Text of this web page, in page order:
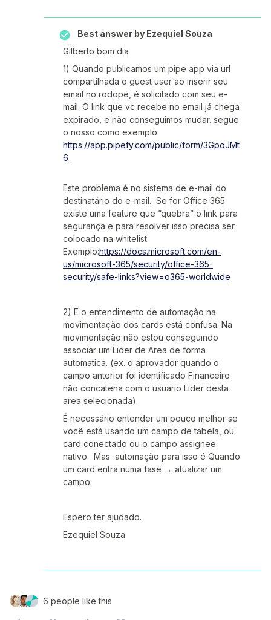
Best answer by Ezequiel Souza
Gilberto bom dia
1) Quando publicamos um pipe app via url
compartilhada o guest user ao inserir seu
email no rodopé, é solicitado com seu e-
mail. O link que vc recebe no email já chega
expirado, e não conseguimos mudar. segue
o nosso como exemplo:
https://app.pipefy.com/public/form/3GpoJMt
6
Este problema é no sistema de e-mail do
destinatário do e-mail. Se for Office 365
existe uma feature que “quebra” o link para
segurança e para resolver isso precisa ser
colocado na whitelist.
Exemplo:https://docs.microsoft.com/en-
us/microsoft-365/security/office-365-
security/safe-links?view=o365-worldwide
2) E o entendimento de automação na
movimentação dos cards está confusa. Na
movimentação não estou conseguindo
associar um Lider de Area de forma
automatica. (ex. o aprovador quando o
campo anterior foi identificado Financeiro
não concatena com o usuario Lider desta
area selecionada).
É necessário entender um pouco melhor se
você está usando um campo de tabela, ou
card conectado ou o campo assignee
nativo. Mas automação para isso é Quando
um card entra numa fase → atualizar um
campo.
Espero ter ajudado.
Ezequiel Souza
6 people like this